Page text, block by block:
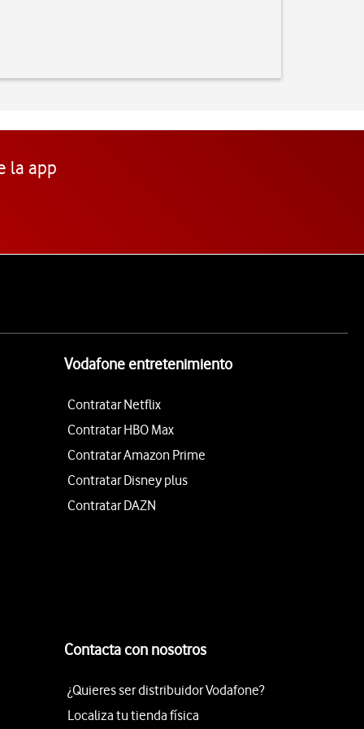
la app
Vodafone entretenimiento
Contratar Netflix
Contratar HBO Max
Contratar Amazon Prime
Contratar Disney plus
Contratar DAZN
Contacta con nosotros
¿Quieres ser distribuidor Vodafone?
Localiza tu tienda física